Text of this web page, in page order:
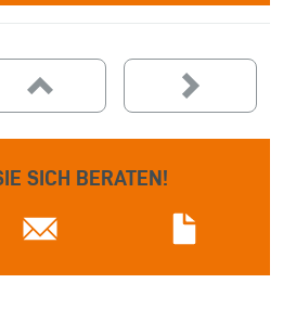
SICH BERATEN!